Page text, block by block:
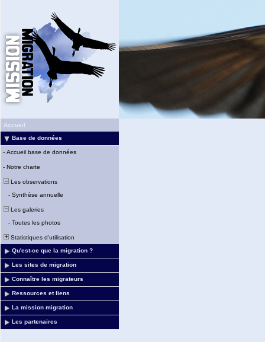
Accueil
Base de données
- Accueil base de données
- Notre charte
Les observations
- Synthèse annuelle
Les galeries
- Toutes les photos
Statistiques d'utilisation
Qu'est-ce que la migration ?
Les sites de migration
Connaître les migrateurs
Ressources et liens
La mission migration
Les partenaires